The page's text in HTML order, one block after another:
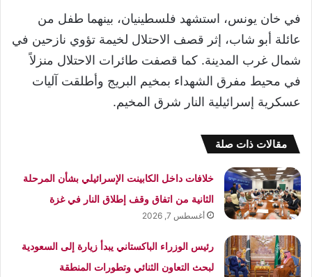
في خان يونس، استشهد فلسطينيان، بينهما طفل من
عائلة أبو شاب، إثر قصف الاحتلال لخيمة تؤوي نازحين في
شمال غرب المدينة. كما قصفت طائرات الاحتلال منزلاً
في محيط مفرق الشهداء بمخيم البريج وأطلقت آليات
عسكرية إسرائيلية النار شرق المخيم.
مقالات ذات صلة
خلافات داخل الكابينت الإسرائيلي بشأن المرحلة
الثانية من اتفاق وقف إطلاق النار في غزة
أغسطس 7, 2026
رئيس الوزراء الباكستاني يبدأ زيارة إلى السعودية
لبحث التعاون الثنائي وتطورات المنطقة